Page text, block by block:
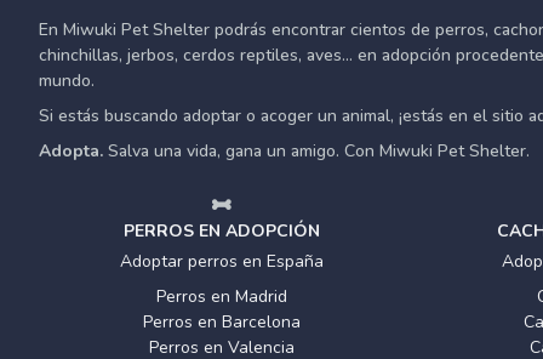
En Miwuki Pet Shelter podrás encontrar cientos de perros,
chinchillas, jerbos, cerdos reptiles, aves... en adopción
mundo.
Si estás buscando adoptar o acoger un animal, ¡estás en el sitio
Adopta. Salva una vida, gana un amigo. Con Miwuki Pet Shelter.
PERROS EN ADOPCIÓN
Adoptar perros en España
Perros en Madrid
Perros en Barcelona
Perros en Valencia